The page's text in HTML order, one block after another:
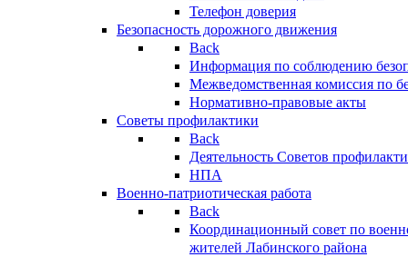
Телефон доверия
Безопасность дорожного движения
Back
Информация по соблюдению
Межведомственная комиссия по
Нормативно-правовые акты
Советы профилактики
Back
Деятельность Советов
НПА
Военно-патриотическая работа
Back
Координационный совет по
жителей Лабинского района